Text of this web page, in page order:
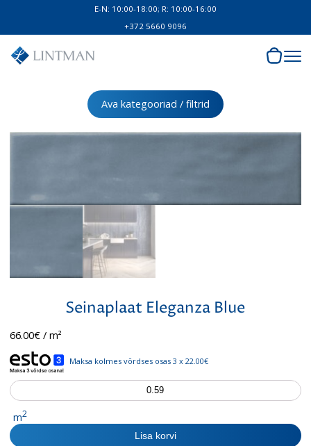
E-N: 10:00-18:00; R: 10:00-16:00
+372 5660 9096
Ava kategooriad / filtrid
Seinaplaat Eleganza Blue
66.00€/ m²
Maksa kolmes võrdses osas 3 x 22.00€
Seinaplaat
Eleganza
Blue
kogus
m2
Lisa korvi